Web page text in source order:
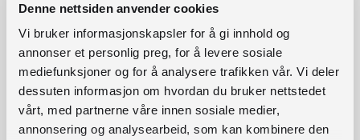
Denne nettsiden anvender cookies
Vi bruker informasjonskapsler for å gi innhold og
annonser et personlig preg, for å levere sosiale
mediefunksjoner og for å analysere trafikken vår. Vi deler
dessuten informasjon om hvordan du bruker nettstedet
vårt, med partnerne våre innen sosiale medier,
annonsering og analysearbeid, som kan kombinere den
For publikum ser bibliotekansatte for seg at det
vil være viktig med god brukervennlighet,
funksjonalitet og enkel pålogging.
Oppsummert kan en si at kartleggingsskjemaet
indikerer følgende som suksessfaktorer for ny